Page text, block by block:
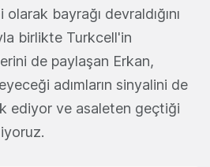
bayrağı devraldığını
birlikte Turkcell'in
de paylaşan Erkan,
adımların sinyalini de
ediyor ve asaleten geçtiği